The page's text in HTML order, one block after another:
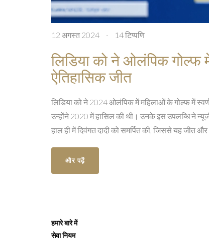
12 अगस्त 2024 · 14 टिप्पणि
लिडिया को ने ओलंपिक गोल्फ
ऐतिहासिक जीत
लिडिया को ने 2024 ओलंपिक में महिलाओं के गोल्फ में
उन्होंने 2020 में हासिल की थी। उनके इस उपलब्धि ने
हाल ही में दिवंगत दादी को समर्पित की, जिससे यह जीत
और पढ़ें
हमारे बारे में
सेवा नियम